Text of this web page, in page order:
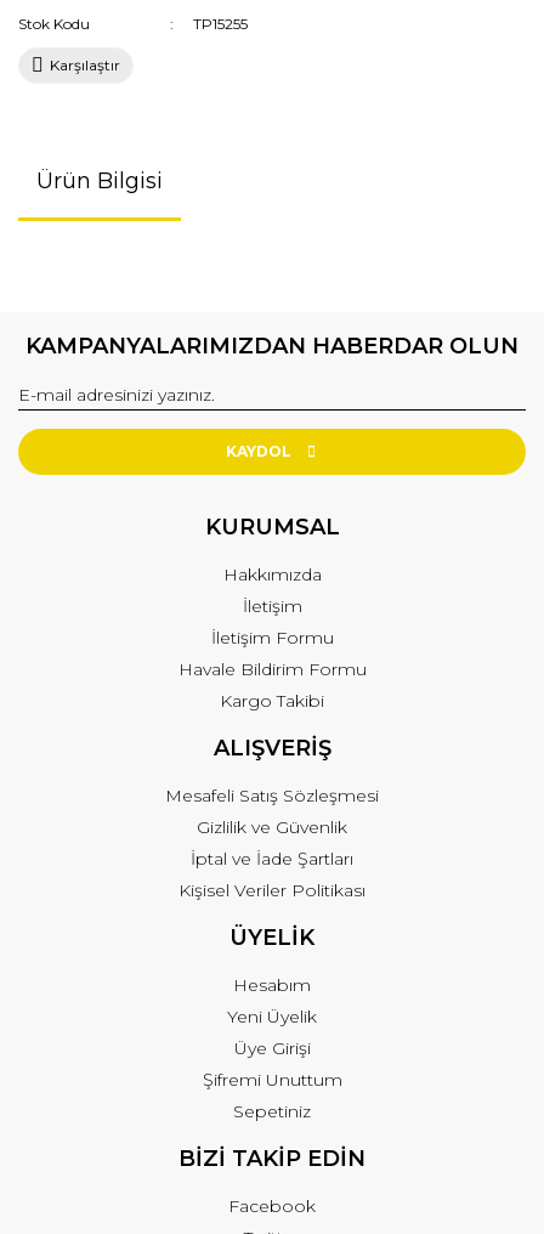
Stok Kodu
TP15255
Karşılaştır
Ürün Bilgisi
KAMPANYALARIMIZDAN HABERDAR OLUN
KAYDOL
KURUMSAL
Hakkımızda
İletişim
İletişim Formu
Havale Bildirim Formu
Kargo Takibi
ALIŞVERİŞ
Mesafeli Satış Sözleşmesi
Gizlilik ve Güvenlik
İptal ve İade Şartları
Kişisel Veriler Politikası
ÜYELİK
Hesabım
Yeni Üyelik
Üye Girişi
Şifremi Unuttum
Sepetiniz
BİZİ TAKİP EDİN
Facebook